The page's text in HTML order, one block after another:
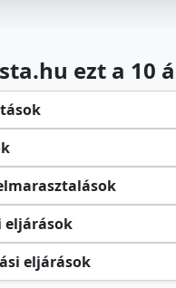
ezt a 10
eljárások
eljárások